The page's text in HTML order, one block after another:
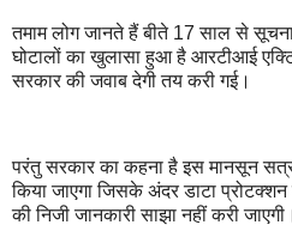
तमाम लोग जानते हैं बीते 17 साल से
घोटालों का खुलासा हुआ है आरटीआई
सरकार की जवाब देगी तय करी गई।
परंतु सरकार का कहना है इस मानसून
किया जाएगा जिसके अंदर डाटा प्रोटक्शन
की निजी जानकारी साझा नहीं करी जाएगी।